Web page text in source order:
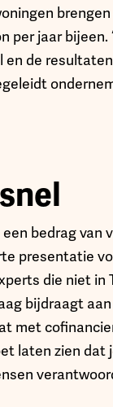
jaar bijeen.
de
bedrag van
presentatie
die niet in
bijdraagt
met
laten zien